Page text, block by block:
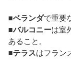
■ベランダで重要
■バルコニーは室
あること。
■テラスはフラン